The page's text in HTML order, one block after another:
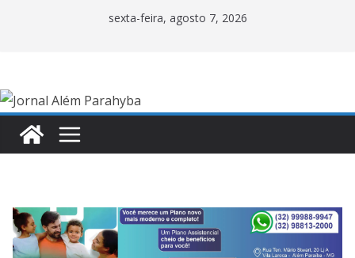
sexta-feira, agosto 7, 2026